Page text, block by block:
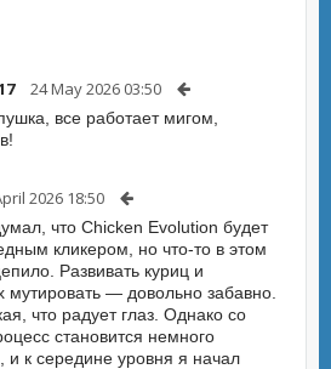
24 May 2026 03:50
все работает мигом,
2026 18:50
что Chicken Evolution будет
кликером, но что-то в этом
Развивать куриц и
мутировать — довольно забавно.
что радует глаз. Однако со
становится немного
к середине уровня я начал